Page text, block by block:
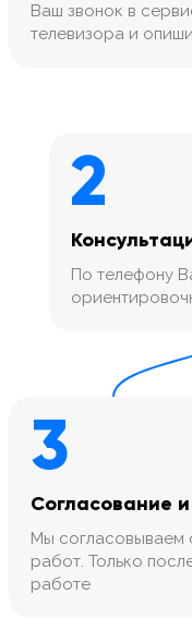
Ваш звонок в
телевизора и
2
По телефону
3
Согласование
Мы согласовываем
работ. Только
работе